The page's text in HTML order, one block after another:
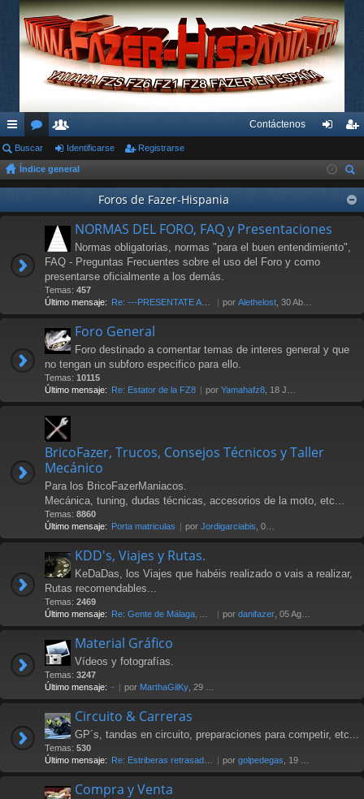
nl
ac
or
os
su
ari
Contáctenos
nti
se
ist
ra
Buscar Identificarse Registrarse
Índice general
us
car
Foros de Fazer-Hispania
NORMAS DEL FORO, FAQ y Presentaciones
Normas obligatorias, normas "para el buen entendimiento",
FAQ - Preguntas Frecuentes sobre el uso del Foro y como
presentarse oficialmente a los demás.
Temas: 457
Último mensaje: Re: ---PRESENTATE AL FORO AQU… por Alethelost , 30 Abr 2026 19:20
Foro General
Foro destinado a comentar temas de interes general y que
no tengan un subforo especifico para ello.
Temas: 10115
Último mensaje: Re: Estator de la FZ8 por Yamahafz8 , 18 Jul 2026 20:04
BricoFazer, Trucos, Consejos Técnicos y Taller
Mecánico
Para los BricoFazerManiacos.
Mecánica, tuning, dudas técnicas, accesorios de la moto, etc...
Temas: 8860
Último mensaje: Porta matriculas por Jordigarciabis , 09 Jul 2026 16:10
KDD's, Viajes y Rutas.
KeDaDas, los Viajes que habéis realizado o vais a realizar,
Rutas recomendables...
Temas: 2469
Último mensaje: Re: Gente de Málaga, Axarquía… por danifazer , 05 Ago 2026 17:16
Material Gráfico
Vídeos y fotografías.
Temas: 3247
Último mensaje: - por MarthaGilKy , 29 Jul 2026 12:24
Circuito & Carreras
GP´s, tandas en circuito, preparaciones para competir, etc...
Temas: 530
Último mensaje: Re: Estriberas retrasadas por golpedegas , 19 Nov 2024 13:08
Compra y Venta